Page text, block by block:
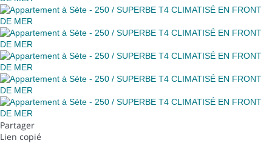
Partager
Lien copié